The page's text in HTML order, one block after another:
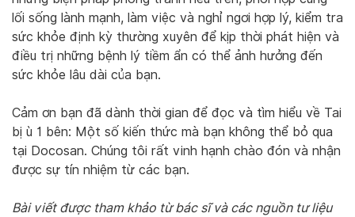
lối sống lành mạnh, làm việc và nghỉ ngơi hợp lý, kiểm tra
sức khỏe định kỳ thường xuyên để kịp thời phát hiện và
điều trị những bệnh lý tiềm ẩn có thể ảnh hưởng đến
sức khỏe lâu dài của bạn.
Cảm ơn bạn đã dành thời gian để đọc và tìm hiểu về Tai
bị ù 1 bên: Một số kiến thức mà bạn không thể bỏ qua
tại Docosan. Chúng tôi rất vinh hạnh chào đón và nhận
được sự tín nhiệm từ các bạn.
Bài viết được tham khảo từ bác sĩ và các nguồn tư liệu